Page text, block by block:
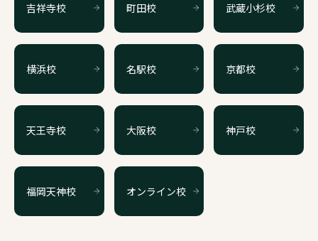
吉祥寺校 町田校 武蔵小杉校
横浜校 名駅校 京都校
天王寺校 大阪校 神戸校
福岡天神校 オンライン校